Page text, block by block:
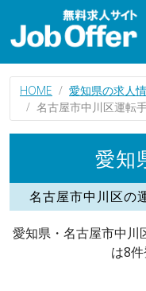
HOME
愛知県の求人
名古屋市中川区運転
愛知
名古屋市中川区の
愛知県・名古屋市中川
は8件